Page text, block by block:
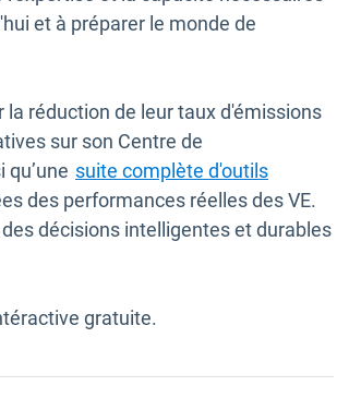
et à préparer le monde de
réduction de leur taux d'émissions
sur son Centre de
suite complète d'outils
des performances réelles des VE.
décisions intelligentes et durables
gratuite.